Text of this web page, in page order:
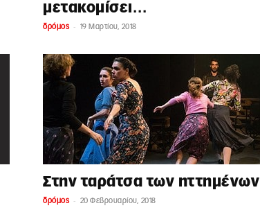
μετακομίσει…
δρόμος - 19 Μαρτίου, 2018
Στην ταράτσα των ηττημένων
δρόμος - 20 Φεβρουαρίου, 2018